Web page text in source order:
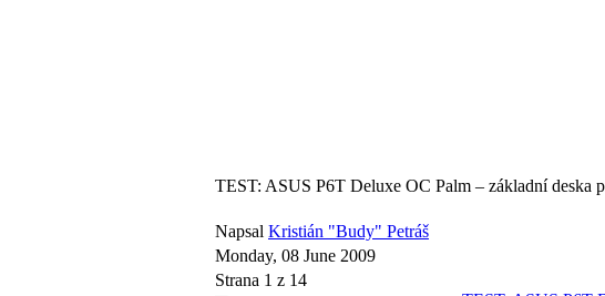
TEST: ASUS P6T Deluxe OC Palm – základní deska
Napsal Kristián "Budy" Petráš
Monday, 08 June 2009
Strana 1 z 14